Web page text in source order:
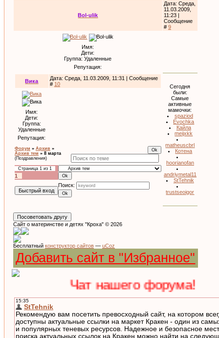
Bol-ulik
Дата: Среда,
11.03.2009,
11:23 |
Сообщение
# 9
Имя:
Дети:
Группа: Удаленные
Репутация:
Вика
Дата: Среда, 11.03.2009, 11:31 | Сообщение
# 10
Имя:
Дети:
Группа:
Удаленные
Репутация:
Форум » Архив »
Архив тем » 8 марта
(Поздравления)
Страница 1 из 1
1
Поиск:
Сегодня
были:
Самые
активные
мамочки:
spaziod
Evochka
Кайла
meijxkk
matheuscbrl
Котена
hoorianofan
andriymetal11
StTehnik
trustseoigor
Сайт о материнстве и детях "Кроха" © 2026
Бесплатный конструктор сайтов — uCoz
Добавить сайт в "Избранное"
Чат нашего форума!